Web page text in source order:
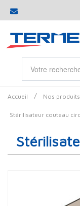
Accueil / Nos produits
Stérilisateur couteau